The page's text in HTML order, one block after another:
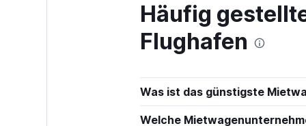
JoyRent
2 Standorte
Häufig
Flughafen
Was ist das günstigste
Welche